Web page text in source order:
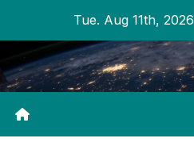
content
Tue. Aug 11th, 2026